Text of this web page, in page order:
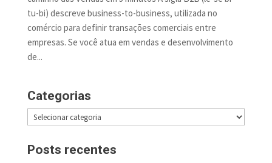
tu-bi) descreve business-to-business, utilizada no
comércio para definir transações comerciais entre
empresas. Se você atua em vendas e desenvolvimento
de...
Categorias
Categorias
Posts recentes